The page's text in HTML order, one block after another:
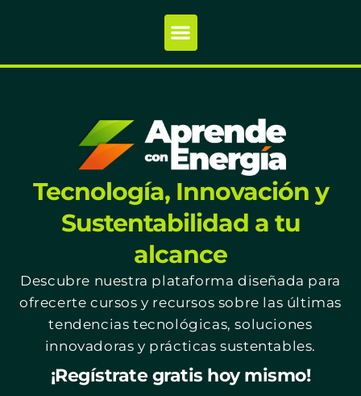
Tecnología, Innovación y
Sustentabilidad a tu
alcance
Descubre nuestra plataforma diseñada para
ofrecerte cursos y recursos sobre las últimas
tendencias tecnológicas, soluciones
innovadoras y prácticas sustentables.
¡Regístrate gratis hoy mismo!